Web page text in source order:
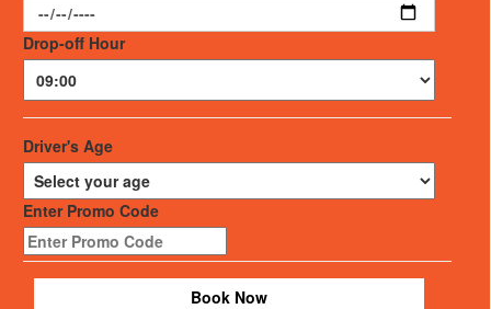
Drop-off Hour
Driver's Age
Enter Promo Code
Book Now